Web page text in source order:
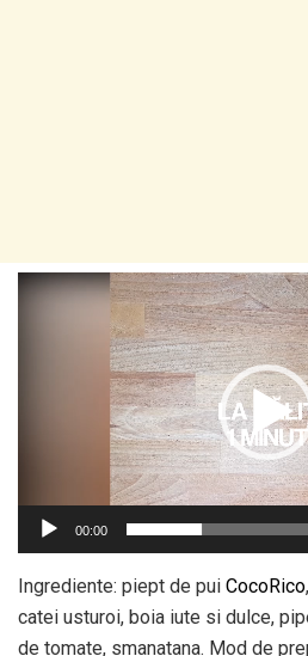
Player
00:00
Ingrediente: piept de pui CocoRico
catei usturoi, boia iute si dulce,
de tomate, smanatana. Mod de